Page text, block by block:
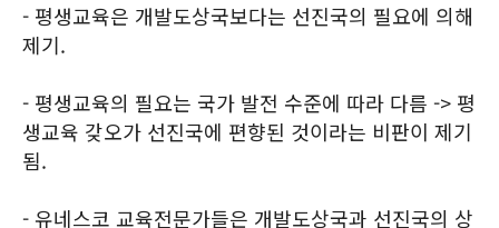
- 평생교육은 개발도상국보다는 선진국의 필요에 의해
제기.
- 평생교육의 필요는 국가 발전 수준에 따라 다름 -> 평
생교육 갖오가 선진국에 편향된 것이라는 비판이 제기
됨.
- 유네스코 교육전문가들은 개발도상국과 선진국의 상